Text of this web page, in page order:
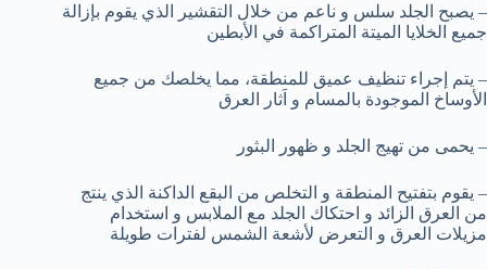
– يصبح الجلد سلس و ناعم من خلال التقشير الذي يقوم بإزالة
جميع الخلايا الميتة المتراكمة في الأبطين
– يتم إجراء تنظيف عميق للمنطقة، مما يخلصك من جميع
الأوساخ الموجودة بالمسام و اَثار العرق
– يحمى من تهيج الجلد و ظهور البثور
– يقوم بتفتيح المنطقة و التخلص من البقع الداكنة الذي ينتج
من العرق الزائد و احتكاك الجلد مع الملابس و استخدام
مزيلات العرق و التعرض لأشعة الشمس لفترات طويلة